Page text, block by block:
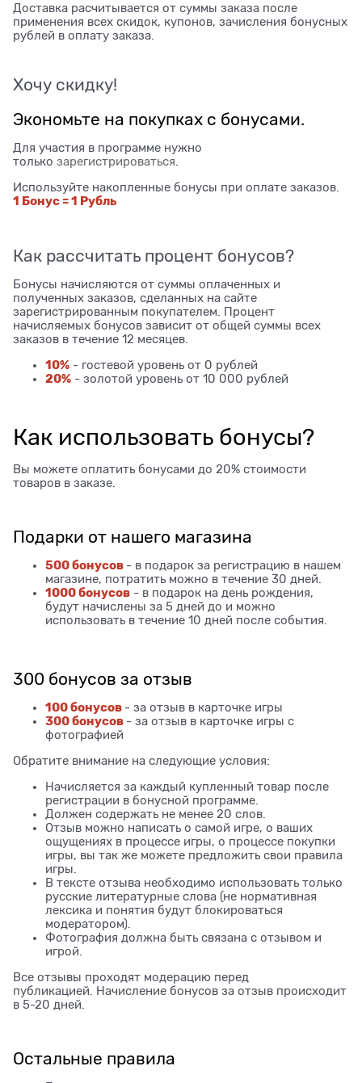
Доставка расчитывается от суммы заказа после
применения всех скидок, купонов, зачисления бонусных
рублей в оплату заказа.
Хочу скидку!
Экономьте на покупках с бонусами.
Для участия в программе нужно
только зарегистрироваться
Используйте накопленные бонусы при оплате заказов.
1 Бонус = 1 Рубль
Как рассчитать процент бонусов?
Бонусы начисляются от суммы оплаченных и
полученных заказов, сделанных на сайте
зарегистрированным покупателем. Процент
начисляемых бонусов зависит от общей суммы всех
заказов в течение 12 месяцев.
10% - гостевой уровень от 0 рублей
20% - золотой уровень от 10 000 рублей
Как использовать бонусы?
Вы можете оплатить бонусами до 20% стоимости
товаров в заказе.
Подарки от нашего магазина
500 бонусов - в подарок за регистрацию в нашем
магазине, потратить можно в течение 30 дней.
1000 бонусов - в подарок на день рождения,
будут начислены за 5 дней до и можно
использовать в течение 10 дней после события.
300 бонусов за отзыв
100 бонусов - за отзыв в карточке игры
300 бонусов - за отзыв в карточке игры с
фотографией
Обратите внимание на следующие условия:
Начисляется за каждый купленный товар после
регистрации в бонусной программе.
Должен содержать не менее 20 слов.
Отзыв можно написать о самой игре, о ваших
ощущениях в процессе игры, о процессе покупки
игры, вы так же можете предложить свои правила
игры.
В тексте отзыва необходимо использовать только
русские литературные слова (не нормативная
лексика и понятия будут блокироваться
модератором).
Фотография должна быть связана с отзывом и
игрой.
Все отзывы проходят модерацию перед
публикацией. Начисление бонусов за отзыв происходит
в 5-20 дней.
Остальные правила